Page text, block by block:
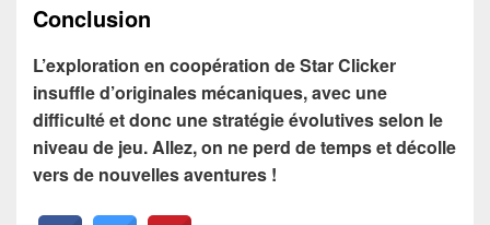
Conclusion
L’exploration en coopération de Star Clicker
insuffle d’originales mécaniques, avec une
difficulté et donc une stratégie évolutives selon le
niveau de jeu. Allez, on ne perd de temps et décolle
vers de nouvelles aventures !